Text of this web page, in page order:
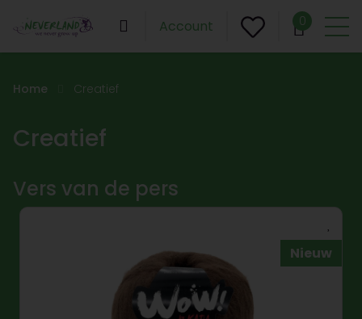
Account 0
Home Creatief
Creatief
Vers van de pers
Nieuw